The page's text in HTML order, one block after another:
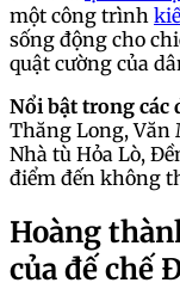
một công trình
sống động cho
quật cường của
Nổi bật trong các
Thăng Long, Văn
Nhà tù Hỏa Lò,
điểm đến không
Hoàng
của đế chế